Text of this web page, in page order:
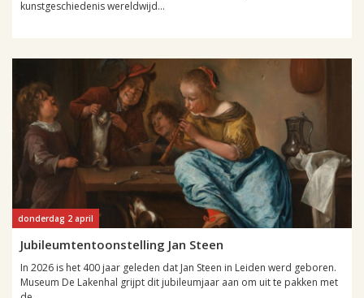
kunstgeschiedenis wereldwijd...
donderdag 2 april
Jubileumtentoonstelling Jan Steen
In 2026 is het 400 jaar geleden dat Jan Steen in Leiden werd geboren.
Museum De Lakenhal grijpt dit jubileumjaar aan om uit te pakken met